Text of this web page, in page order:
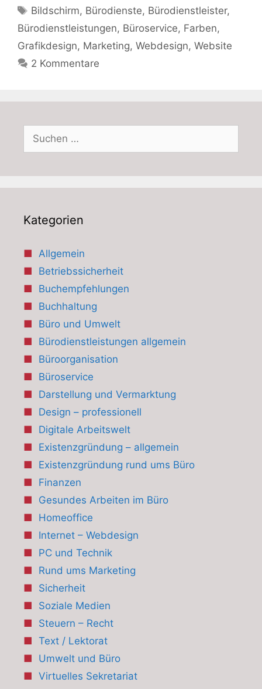
Schlagwörter
Bildschirm, Bürodienste, Bürodienstleister,
Bürodienstleistungen, Büroservice, Farben,
Grafikdesign, Marketing, Webdesign, Website
2 Kommentare
Suchen
nach:
Kategorien
Allgemein
Betriebssicherheit
Buchempfehlungen
Buchhaltung
Büro und Umwelt
Bürodienstleistungen allgemein
Büroorganisation
Büroservice
Darstellung und Vermarktung
Design – professionell
Digitale Arbeitswelt
Existenzgründung – allgemein
Existenzgründung rund ums Büro
Finanzen
Gesundes Arbeiten im Büro
Homeoffice
Internet – Webdesign
PC und Technik
Rund ums Marketing
Sicherheit
Soziale Medien
Steuern – Recht
Text / Lektorat
Umwelt und Büro
Virtuelles Sekretariat